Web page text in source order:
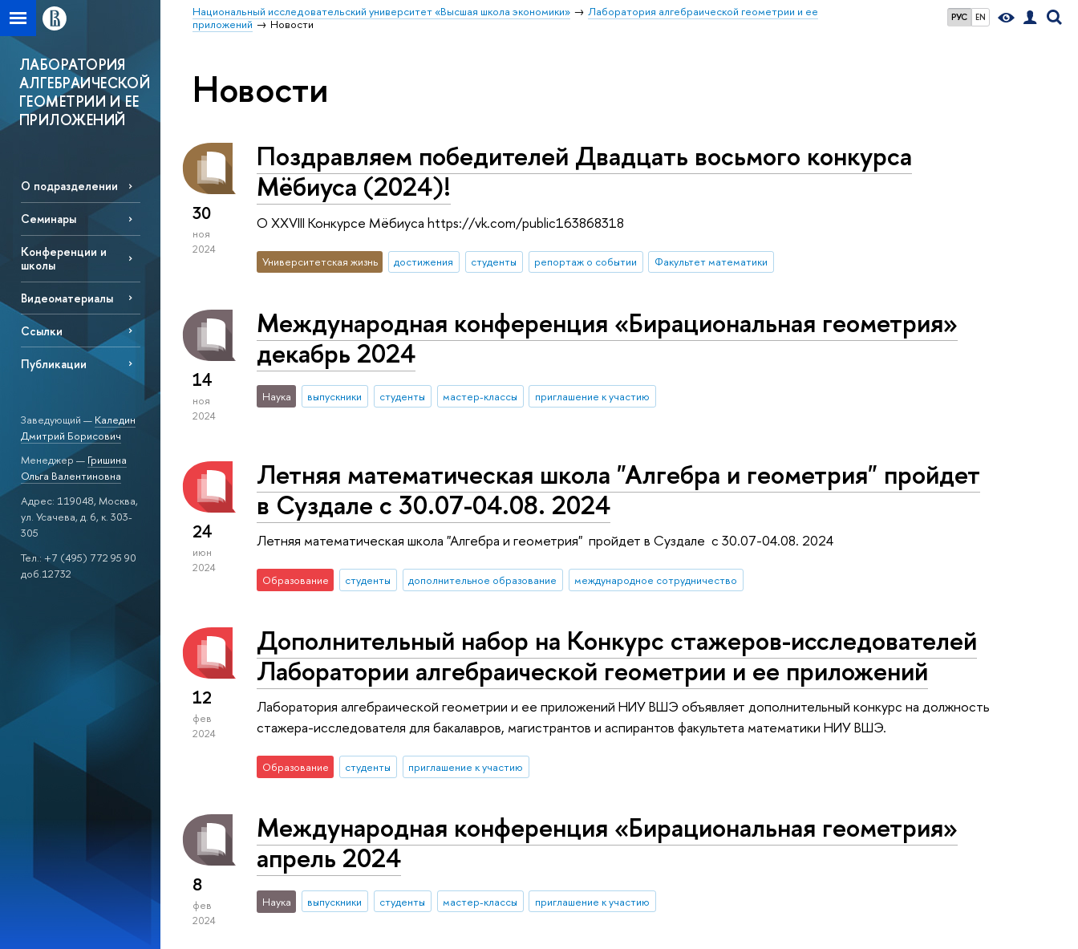
РУС EN
Национальный исследовательский университет «Высшая школа экономики»
Лаборатория алгебраической геометрии и ее
приложений
Новости
ЛАБОРАТОРИЯ
АЛГЕБРАИЧЕСКОЙ
ГЕОМЕТРИИ И ЕЕ
ПРИЛОЖЕНИЙ
О подразделении
Семинары
Конференции и
школы
Видеоматериалы
Ссылки
Публикации
Заведующий — Каледин
Дмитрий Борисович
Менеджер — Гришина
Ольга Валентиновна
Адрес: 119048, Москва,
ул. Усачева, д. 6, к. 303-
305
Тел.: +7 (495) 772 95 90
доб.12732
Новости
30
ноя
2024
Поздравляем победителей Двадцать восьмого конкурса
Мёбиуса (2024)!
О XXVIII Конкурсе Мёбиуса https://vk.com/public163868318
Университетская жизнь достижения студенты репортаж о событии Факультет математики
14
ноя
2024
Международная конференция «Бирациональная геометрия»
декабрь 2024
Наука выпускники студенты мастер-классы приглашение к участию
24
июн
2024
Летняя математическая школа "Алгебра и геометрия" пройдет
в Суздале с 30.07-04.08. 2024
Летняя математическая школа "Алгебра и геометрия" пройдет в Суздале с 30.07-04.08. 2024
Образование студенты дополнительное образование международное сотрудничество
12
фев
2024
Дополнительный набор на Конкурс стажеров-исследователей
Лаборатории алгебраической геометрии и ее приложений
Лаборатория алгебраической геометрии и ее приложений НИУ ВШЭ объявляет дополнительный конкурс на должность
стажера-исследователя для бакалавров, магистрантов и аспирантов факультета математики НИУ ВШЭ.
Образование студенты приглашение к участию
8
фев
2024
Международная конференция «Бирациональная геометрия»
апрель 2024
Наука выпускники студенты мастер-классы приглашение к участию